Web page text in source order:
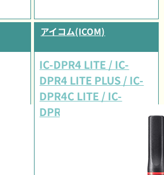
アイコム(ICOM)
IC-DPR4 LITE / IC-
DPR4 LITE PLUS / IC-
DPR4C LITE / IC-
DPR4C LITE PLUS